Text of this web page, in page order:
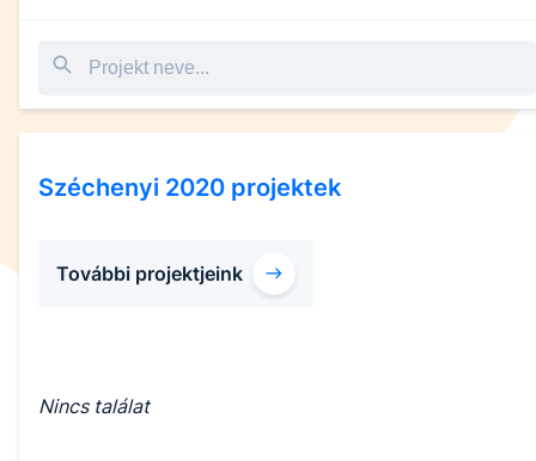
Széchenyi 2020 projektek
További projektjeink
Nincs találat